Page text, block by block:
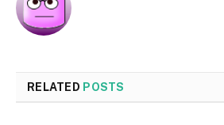
RELATED POSTS